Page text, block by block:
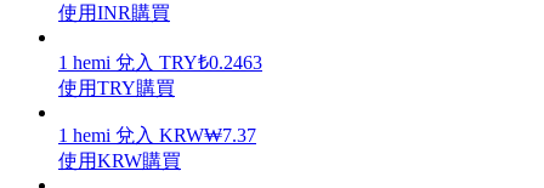
機槍池
使用INR購買
1 hemi 兌入 TRY₺0.2463
使用TRY購買
1 hemi 兌入 KRW₩7.37
使用KRW購買